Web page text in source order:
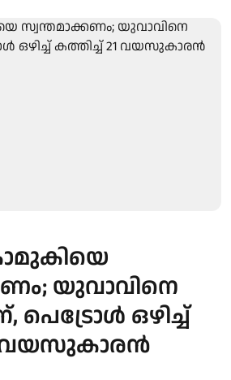
യുവാവിനെ
പെട്രോള്‍ ഒഴിച്ച്
വയസുകാരൻ